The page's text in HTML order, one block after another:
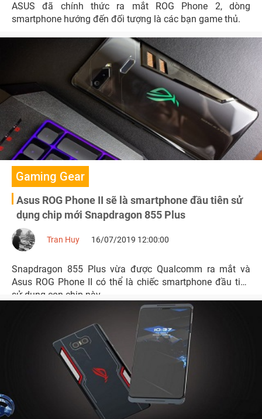
ASUS đã chính thức ra mắt ROG Phone 2, dòng
smartphone hướng đến đối tượng là các bạn game thủ.
Gaming Gear
Asus ROG Phone II sẽ là smartphone đầu tiên sử
dụng chip mới Snapdragon 855 Plus
Tran Huy 16/07/2019 12:00:00
Snapdragon 855 Plus vừa được Qualcomm ra mắt và
Asus ROG Phone II có thể là chiếc smartphone đầu tiên
sử dụng con chip này.